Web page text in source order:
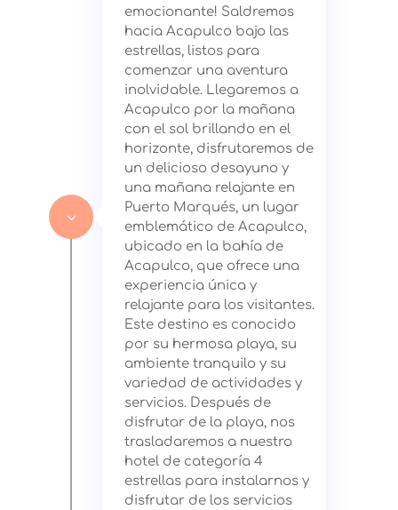
3
emocionante! Saldremos
hacia Acapulco bajo las
estrellas, listos para
comenzar una aventura
inolvidable. Llegaremos a
Acapulco por la mañana
con el sol brillando en el
horizonte, disfrutaremos de
un delicioso desayuno y
una mañana relajante en
Puerto Marqués, un lugar
emblemático de Acapulco,
ubicado en la bahía de
Acapulco, que ofrece una
experiencia única y
relajante para los visitantes.
Este destino es conocido
por su hermosa playa, su
ambiente tranquilo y su
variedad de actividades y
servicios. Después de
disfrutar de la playa, nos
trasladaremos a nuestro
hotel de categoría 4
estrellas para instalarnos y
disfrutar de los servicios